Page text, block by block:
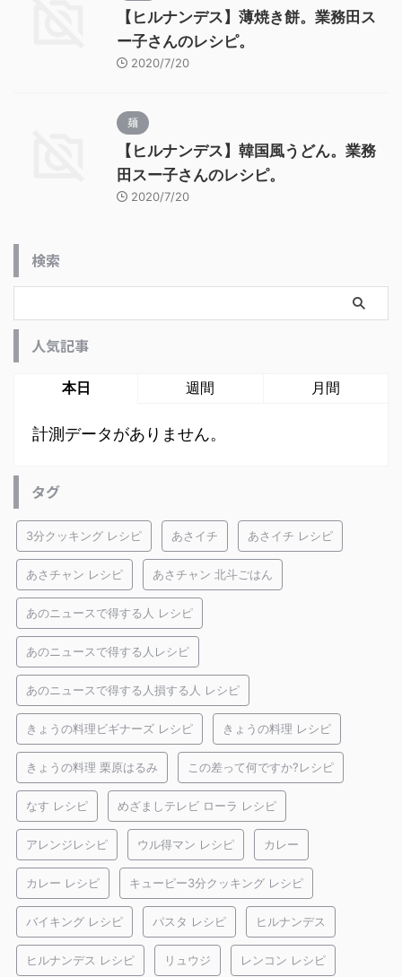
【ヒルナンデス】薄焼き餅。業務田ス
ー子さんのレシピ。
2020/7/20
麺
【ヒルナンデス】韓国風うどん。業務
田スー子さんのレシピ。
2020/7/20
検索
人気記事
本日 週間 月間
計測データがありません。
タグ
3分クッキング レシピ あさイチ あさイチ レシピ
あさチャン レシピ あさチャン 北斗ごはん
あのニュースで得する人 レシピ
あのニュースで得する人レシピ
あのニュースで得する人損する人 レシピ
きょうの料理ビギナーズ レシピ きょうの料理 レシピ
きょうの料理 栗原はるみ この差って何ですか?レシピ
なす レシピ めざましテレビ ローラ レシピ
アレンジレシピ ウル得マン レシピ カレー
カレー レシピ キューピー3分クッキング レシピ
バイキング レシピ パスタ レシピ ヒルナンデス
ヒルナンデス レシピ リュウジ レンコン レシピ